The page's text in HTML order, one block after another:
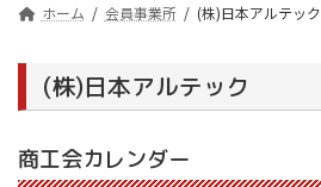
ホーム 会員事業所 (株)日本アルテック
(株)日本アルテック
商工会カレンダー